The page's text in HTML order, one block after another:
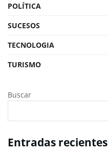
POLÍTICA
SUCESOS
TECNOLOGIA
TURISMO
Buscar
Entradas recientes